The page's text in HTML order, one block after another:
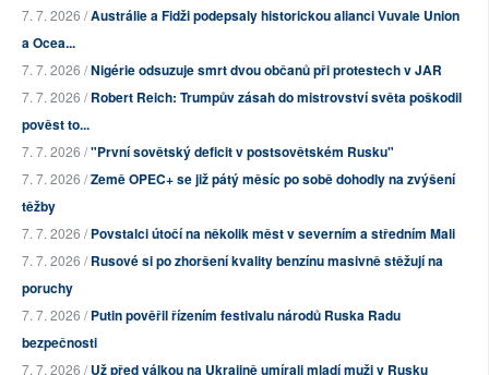
7. 7. 2026 /Austrálie a Fidži podepsaly historickou alianci Vuvale Union
a Ocea...
7. 7. 2026 /Nigérie odsuzuje smrt dvou občanů při protestech v JAR
7. 7. 2026 /Robert Reich: Trumpův zásah do mistrovství světa poškodil
pověst to...
7. 7. 2026 /"První sovětský deficit v postsovětském Rusku"
7. 7. 2026 /Země OPEC+ se již pátý měsíc po sobě dohodly na zvýšení
těžby
7. 7. 2026 /Povstalci útočí na několik měst v severním a středním Mali
7. 7. 2026 /Rusové si po zhoršení kvality benzínu masivně stěžují na
poruchy
7. 7. 2026 /Putin pověřil řízením festivalu národů Ruska Radu
bezpečnosti
7. 7. 2026 /Už před válkou na Ukrajině umírali mladí muži v Rusku